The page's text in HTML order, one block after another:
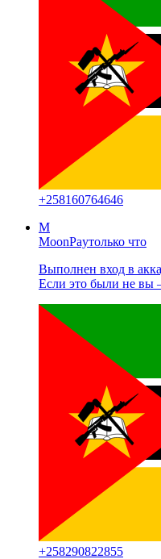
+258160764646
M
MoonPayтолько что
Выполнен вход в
Если это были не вы
+258290822855